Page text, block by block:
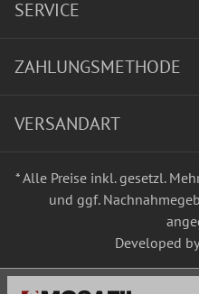
SERVICE
ZAHLUNGSMETHODE
VERSANDART
* Alle Preise inkl. gesetzl.
und ggf.
Developed